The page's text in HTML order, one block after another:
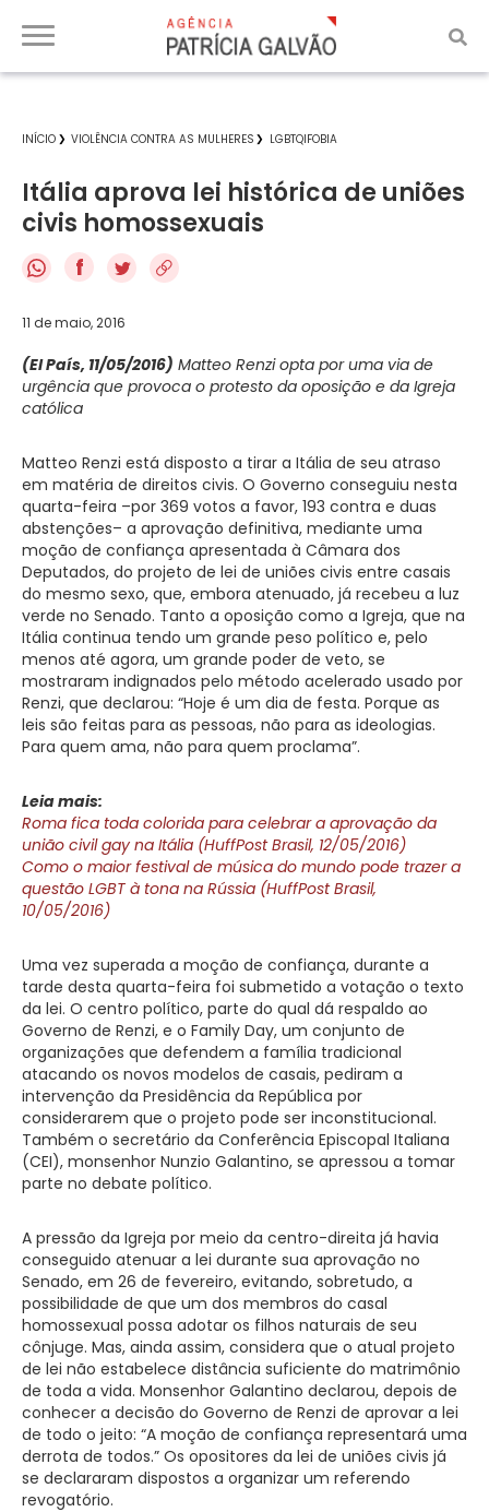
INÍCIO VIOLÊNCIA CONTRA AS MULHERES LGBTQIFOBIA
Itália aprova lei histórica de uniões
civis homossexuais
f
11 de maio, 2016
(El País, 11/05/2016) Matteo Renzi opta por uma via de
urgência que provoca o protesto da oposição e da Igreja
católica
Matteo Renzi está disposto a tirar a Itália de seu atraso
em matéria de direitos civis. O Governo conseguiu nesta
quarta-feira –por 369 votos a favor, 193 contra e duas
abstenções– a aprovação definitiva, mediante uma
moção de confiança apresentada à Câmara dos
Deputados, do projeto de lei de uniões civis entre casais
do mesmo sexo, que, embora atenuado, já recebeu a luz
verde no Senado. Tanto a oposição como a Igreja, que na
Itália continua tendo um grande peso político e, pelo
menos até agora, um grande poder de veto, se
mostraram indignados pelo método acelerado usado por
Renzi, que declarou: “Hoje é um dia de festa. Porque as
leis são feitas para as pessoas, não para as ideologias.
Para quem ama, não para quem proclama”.
Leia mais:
Roma fica toda colorida para celebrar a aprovação da
união civil gay na Itália (HuffPost Brasil, 12/05/2016)
Como o maior festival de música do mundo pode trazer a
questão LGBT à tona na Rússia (HuffPost Brasil,
10/05/2016)
Uma vez superada a moção de confiança, durante a
tarde desta quarta-feira foi submetido a votação o texto
da lei. O centro político, parte do qual dá respaldo ao
Governo de Renzi, e o Family Day, um conjunto de
organizações que defendem a família tradicional
atacando os novos modelos de casais, pediram a
intervenção da Presidência da República por
considerarem que o projeto pode ser inconstitucional.
Também o secretário da Conferência Episcopal Italiana
(CEI), monsenhor Nunzio Galantino, se apressou a tomar
parte no debate político.
A pressão da Igreja por meio da centro-direita já havia
conseguido atenuar a lei durante sua aprovação no
Senado, em 26 de fevereiro, evitando, sobretudo, a
possibilidade de que um dos membros do casal
homossexual possa adotar os filhos naturais de seu
cônjuge. Mas, ainda assim, considera que o atual projeto
de lei não estabelece distância suficiente do matrimônio
de toda a vida. Monsenhor Galantino declarou, depois de
conhecer a decisão do Governo de Renzi de aprovar a lei
de todo o jeito: “A moção de confiança representará uma
derrota de todos.” Os opositores da lei de uniões civis já
se declararam dispostos a organizar um referendo
revogatório.